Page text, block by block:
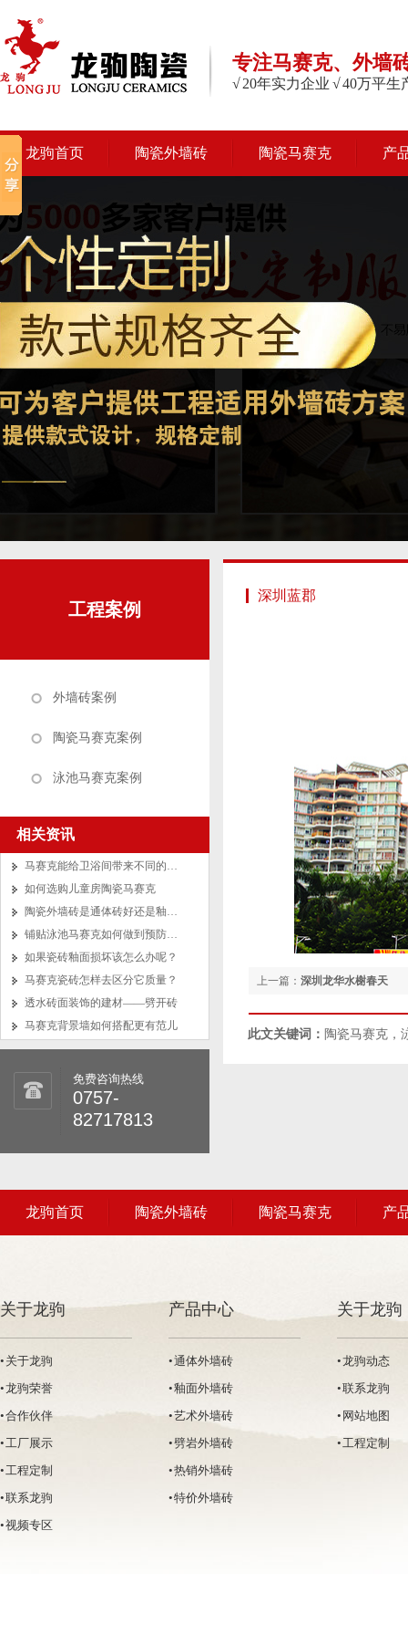
专注马赛克、外墙
√ 20年实力企业 √ 40万平
龙驹首页 陶瓷外墙砖 陶瓷马赛克 产
工程案例
外墙砖案例
陶瓷马赛克案例
泳池马赛克案例
相关资讯
马赛克能给卫浴间带来不同的风格
如何选购儿童房陶瓷马赛克
陶瓷外墙砖是通体砖好还是釉面砖好？
铺贴泳池马赛克如何做到预防马赛克脱落？
如果瓷砖釉面损坏该怎么办呢？
马赛克瓷砖怎样去区分它质量？
透水砖面装饰的建材——劈开砖
马赛克背景墙如何搭配更有范儿
免费咨询热线
0757-
82717813
深圳蓝郡
上一篇：深圳龙华水榭春天
此文关键词： 陶瓷马赛克，
龙驹首页 陶瓷外墙砖 陶瓷马赛克 产
关于龙驹
• 关于龙驹
• 龙驹荣誉
• 合作伙伴
• 工厂展示
• 工程定制
• 联系龙驹
• 视频专区
产品中心
• 通体外墙砖
• 釉面外墙砖
• 艺术外墙砖
• 劈岩外墙砖
• 热销外墙砖
• 特价外墙砖
关于龙驹
• 龙驹动态
• 联系龙驹
• 网站地图
• 工程定制